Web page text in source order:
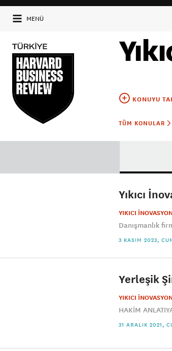
MENÜ
KONUYU
TÜM KONULAR
Yıkıcı
YIKICI
Danışmanlık
3 KASIM 2023,
Yerleşik
YIKICI
HAKİM
31 ARALIK 2021,